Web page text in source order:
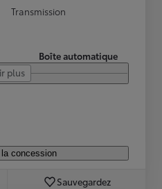
Transmission
Boîte automatique
plus
concession
Sauvegardez